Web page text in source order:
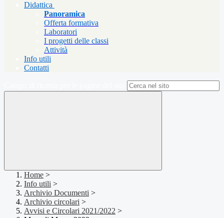
Didattica
Panoramica
Offerta formativa
Laboratori
I progetti delle classi
Attività
Info utili
Contatti
Home >
Info utili >
Archivio Documenti >
Archivio circolari >
Avvisi e Circolari 2021/2022 >